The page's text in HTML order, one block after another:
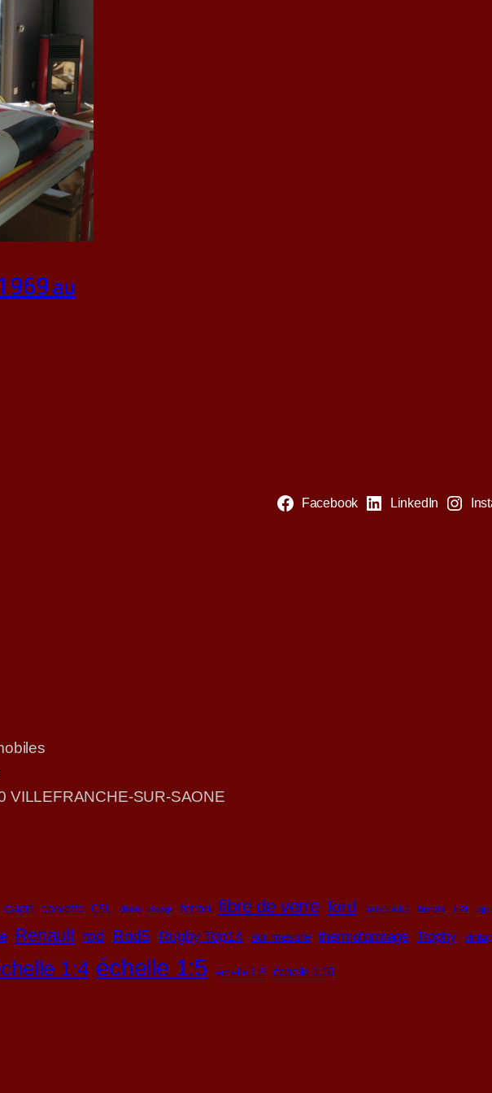
au
VILLEFRANCHE-SUR-SAONE
Facebook LinkedIn
capri corvette CSL diablo dodge ferrari fibre de verre ford francois67 honda HPI iqp
Renault rod Rod5 Rugby Top14 sur mesure thermoformage Trophy
1:4 échelle 1:5 échelle 1:8 échelle 1:10